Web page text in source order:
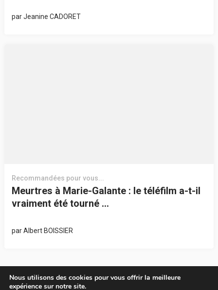
parJeanine CADORET
Recommandées pour vous...
Meurtres à Marie-Galante : le téléfilm a-t-il
vraiment été tourné …
parAlbert BOISSIER
Nous utilisons des cookies pour vous offrir la meilleure
expérience sur notre site.